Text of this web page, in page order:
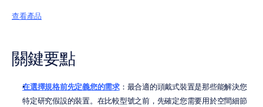
查看產品
關鍵要點
在選擇規格前先定義您的需求：最合適的頭戴式裝置是那些能解決您
特定研究假設的裝置。在比較型號之前，先確定您需要用於空間細節